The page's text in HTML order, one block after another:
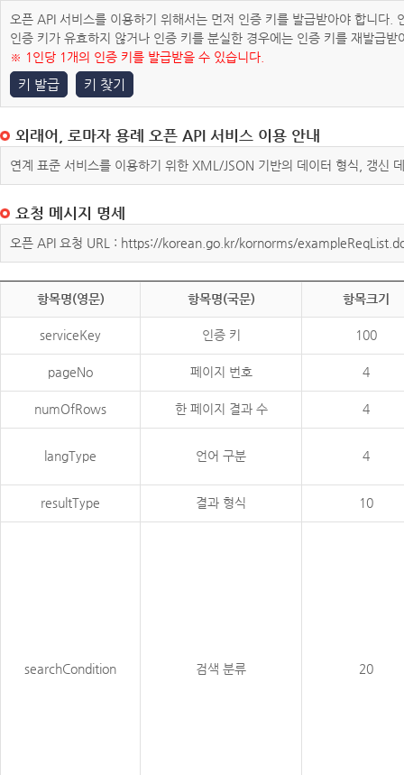
오픈 API 서비스를 이용하기 위해서는 먼저 인증 키를 발급받아야 합니다
인증 키가 유효하지 않거나 인증 키를 분실한 경우에는 인증 키를 재발급받
※ 1인당 1개의 인증 키를 발급받을 수 있습니다.
키 발급 키 찾기
외래어, 로마자 용례 오픈 API 서비스 이용 안내
연계 표준 서비스를 이용하기 위한 XML/JSON 기반의 데이터 형식, 갱신
요청 메시지 명세
오픈 API 요청 URL : https://korean.go.kr/kornorms/
항목명(영문) 항목명(국문) 항목크기
serviceKey 인증 키 100
pageNo 페이지 번호 4
numOfRows 한 페이지 결과 수 4
langType 언어 구분 4
resultType 결과 형식 10
searchCondition 검색 분류 20